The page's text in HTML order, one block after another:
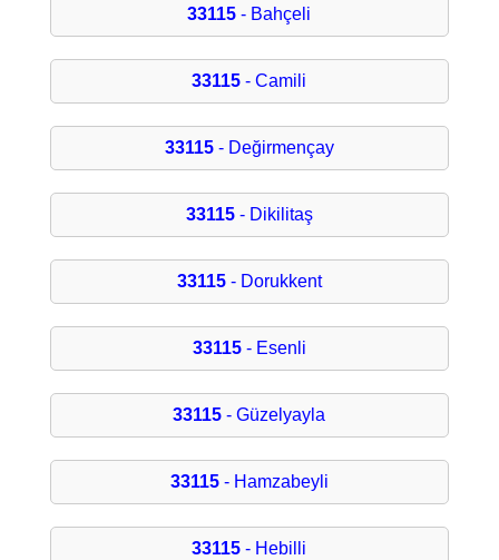
33115 - Bahçeli
33115 - Camili
33115- Değirmençay
33115- Dikilitaş
33115- Dorukkent
33115- Esenli
33115 - Güzelyayla
33115- Hamzabeyli
33115 - Hebilli